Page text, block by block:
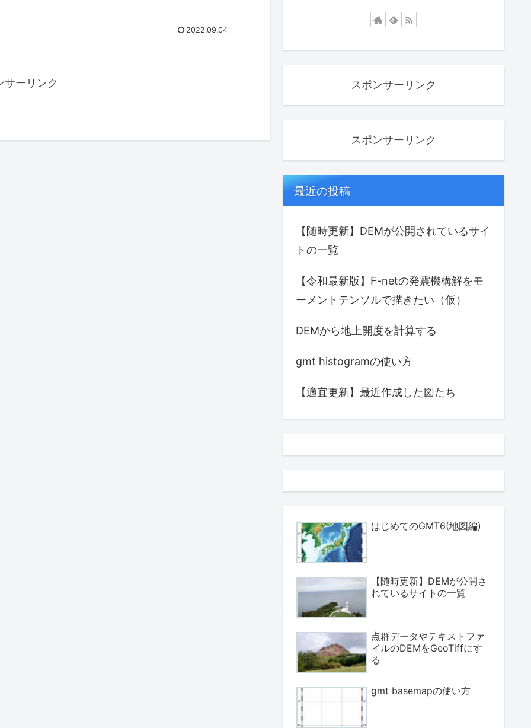
2022.09.04
サーリンク スポンサーリンク
スポンサーリンク
最近の投稿
【随時更新】DEMが公開されているサイ
トの一覧
【令和最新版】F-netの発震機構解をモ
ーメントテンソルで描きたい（仮）
DEMから地上開度を計算する
gmt histogramの使い方
【適宜更新】最近作成した図たち
はじめてのGMT6(地図編)
【随時更新】DEMが公開さ
れているサイトの一覧
点群データやテキストファ
イルのDEMをGeoTiffにす
る
gmt basemapの使い方